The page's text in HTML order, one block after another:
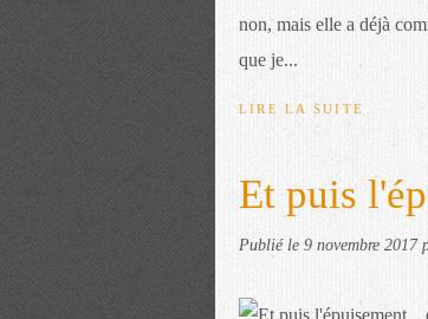
non, mais elle a déjà
que je...
LIRE LA SUITE
Et puis
Publié le 9 novembre 2017